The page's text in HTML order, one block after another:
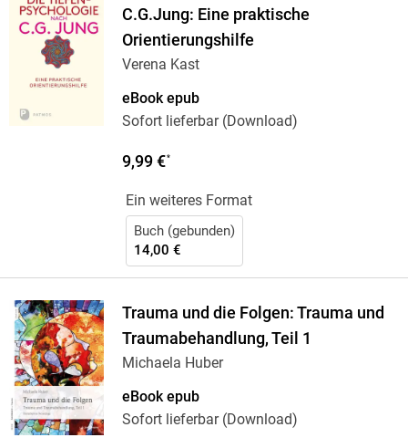
C.G.Jung: Eine praktische
Orientierungshilfe
Verena Kast
eBook epub
Sofort lieferbar (Download)
9,99 €*
Ein weiteres Format
Buch (gebunden)
14,00 €
Trauma und die Folgen: Trauma und
Traumabehandlung, Teil 1
Michaela Huber
eBook epub
Sofort lieferbar (Download)